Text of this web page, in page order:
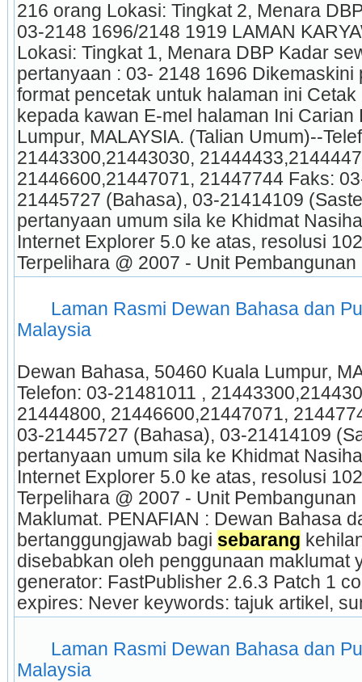
216 orang Lokasi: Tingkat 2, Menara
03-2148 1696/2148 1919 LAMAN
Lokasi: Tingkat 1, Menara DBP Kadar
pertanyaan : 03- 2148 1696
format pencetak untuk halaman ini
kepada kawan E-mel halaman Ini
Lumpur, MALAYSIA. (Talian Umum)--
21443300,21443030,
21446600,21447071, 21447744 Faks:
21445727 (Bahasa), 03-21414109
pertanyaan umum sila ke Khidmat
Internet Explorer 5.0 ke atas, resolusi
Terpelihara @ 2007 - Unit
Laman Rasmi Dewan Bahasa dan
Malaysia
Dewan Bahasa, 50460 Kuala Lumpur,
Telefon: 03-21481011 ,
21444800, 21446600,21447071,
03-21445727 (Bahasa), 03-21414109
pertanyaan umum sila ke Khidmat
Internet Explorer 5.0 ke atas, resolusi
Terpelihara @ 2007 - Unit
Maklumat. PENAFIAN : Dewan Bahasa
bertanggungjawab bagi sebarang
disebabkan oleh penggunaan maklumat
generator: FastPublisher 2.6.3 Patch 1
expires: Never keywords: tajuk artikel,
Laman Rasmi Dewan Bahasa dan
Malaysia